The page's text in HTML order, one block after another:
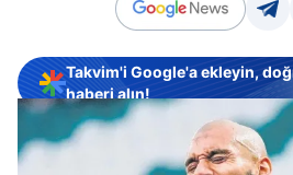
Takvim'i Google'a ekleyin,
haberi alın!